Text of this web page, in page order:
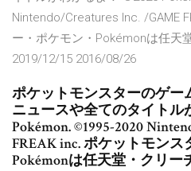
Nintendo/Creatures Inc. /GAME
ー・ポケモン・Pokémonは任天
2019/12/15 2016/08/26
ポケットモンスターのゲー
ニュースや全てのタイトル
Pokémon. ©1995-2020
FREAK inc. ポケットモンス
Pokémonは任天堂・クリー